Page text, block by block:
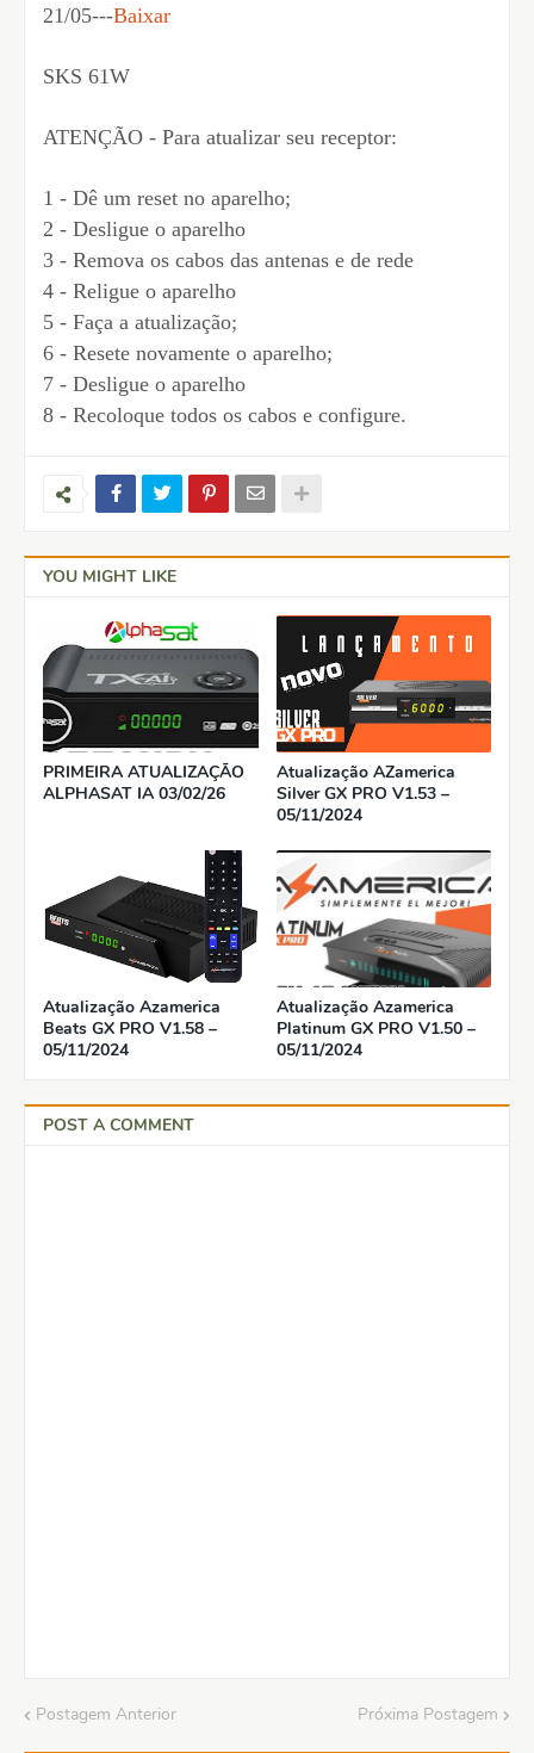
21/05---Baixar
SKS 61W
ATENÇÃO - Para atualizar seu receptor:
1 - Dê um reset no aparelho;
2 - Desligue o aparelho
3 - Remova os cabos das antenas e de rede
4 - Religue o aparelho
5 - Faça a atualização;
6 - Resete novamente o aparelho;
7 - Desligue o aparelho
8 - Recoloque todos os cabos e configure.
YOU MIGHT LIKE
PRIMEIRA ATUALIZAÇÃO
ALPHASAT IA 03/02/26
Atualização AZamerica
Silver GX PRO V1.53 –
05/11/2024
Atualização Azamerica
Beats GX PRO V1.58 –
05/11/2024
Atualização Azamerica
Platinum GX PRO V1.50 –
05/11/2024
POST A COMMENT
Postagem Anterior Próxima Postagem